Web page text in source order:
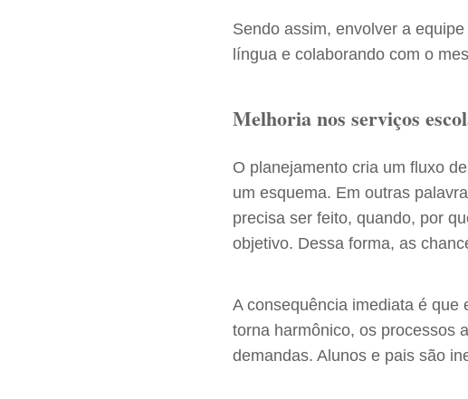
Sendo assim, envolver a
língua e colaborando com o
Melhoria nos serviços
O planejamento cria um fluxo
um esquema. Em outras
precisa ser feito, quando, por
objetivo. Dessa forma, as
A consequência imediata é que
torna harmônico, os processos
demandas. Alunos e pais são